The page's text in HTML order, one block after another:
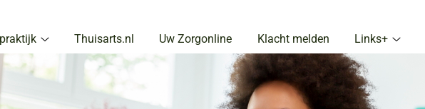
praktijk
submenu
Thuisarts.nl Uw Zorgonline Klacht melden
Links+